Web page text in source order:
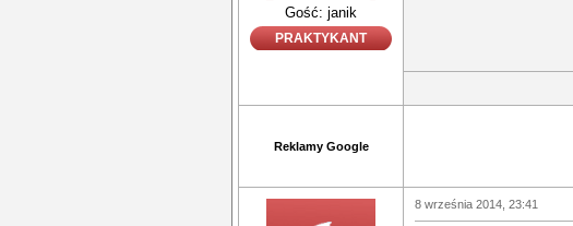
Gość: janik
PRAKTYKANT
Reklamy Google
8 września 2014, 23:41